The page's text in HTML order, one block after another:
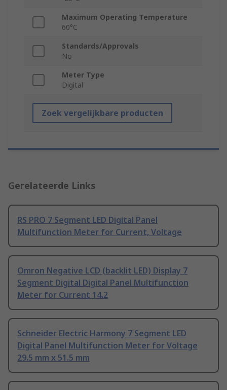
Maximum Operating Temperature
60°C
Standards/Approvals
No
Meter Type
Digital
Zoek vergelijkbare producten
Gerelateerde Links
RS PRO 7 Segment LED Digital Panel
Multifunction Meter for Current, Voltage
Omron Negative LCD (backlit LED) Display 7
Segment Digital Digital Panel Multifunction
Meter for Current 14.2
Schneider Electric Harmony 7 Segment LED
Digital Panel Multifunction Meter for Voltage
29.5 mm x 51.5 mm